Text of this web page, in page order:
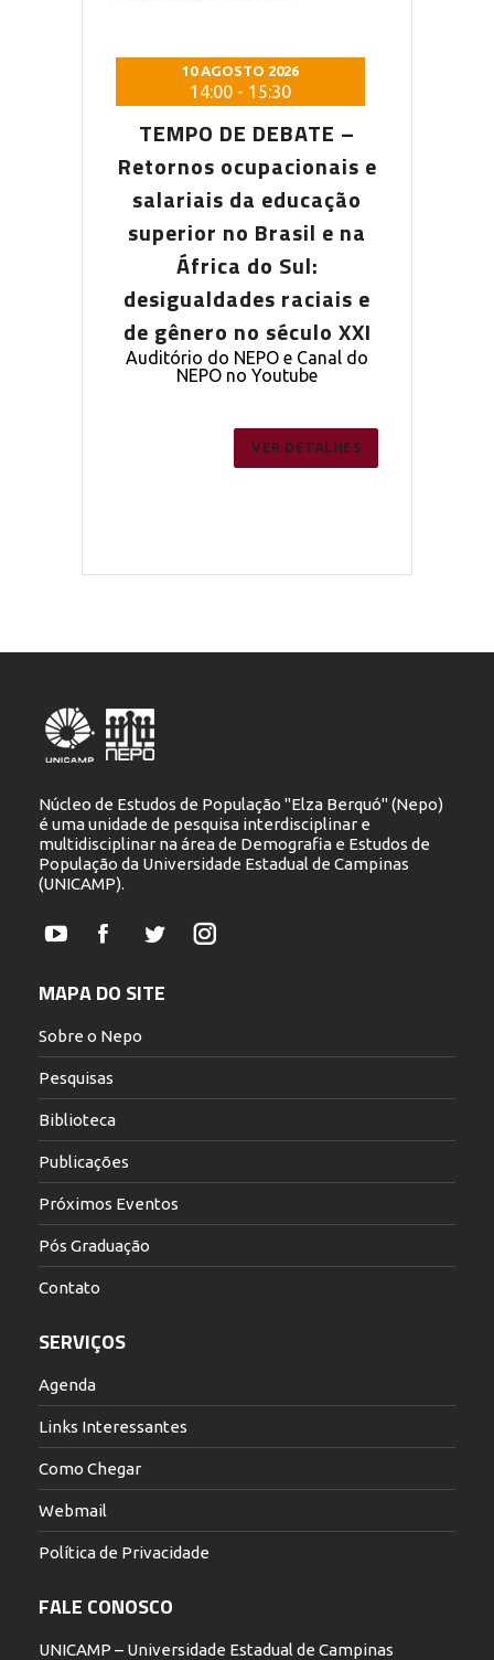
10 AGOSTO 2026
14:00 - 15:30
TEMPO DE DEBATE –
Retornos ocupacionais e
salariais da educação
superior no Brasil e na
África do Sul:
desigualdades raciais e
de gênero no século XXI
Auditório do NEPO e Canal do
NEPO no Youtube
VER DETALHES
Núcleo de Estudos de População "Elza Berquó" (Nepo)
é uma unidade de pesquisa interdisciplinar e
multidisciplinar na área de Demografia e Estudos de
População da Universidade Estadual de Campinas
(UNICAMP).
YouTubeFacebookTwitterInstagram
MAPA DO SITE
Sobre o Nepo
Pesquisas
Biblioteca
Publicações
Próximos Eventos
Pós Graduação
Contato
SERVIÇOS
Agenda
Links Interessantes
Como Chegar
Webmail
Política de Privacidade
FALE CONOSCO
UNICAMP – Universidade Estadual de Campinas